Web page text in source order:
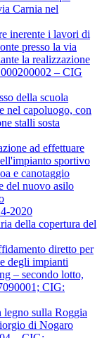
Carnia nel
inerente i lavori di
presso la via
la realizzazione
– CIG
della scuola
nel capoluogo, con
stalli sosta
ad effettuare
sportivo
e canotaggio
del nuovo asilo
2020
della copertura del
diretto per
degli impianti
– secondo lotto,
CIG:
legno sulla Roggia
di Nogaro